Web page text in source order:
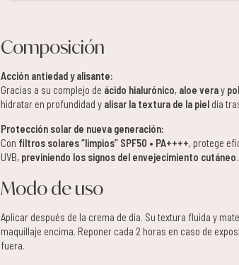
Composición
Acción antiedad y alisante:
Gracias a su complejo de ácido hialurónico, aloe veray
hidratar en profundidad y alisar la textura de la piel día
Protección solar de nueva generación:
Con filtros solares “limpios” SPF50 • PA++++, protege
UVB, previniendo los signos del envejecimiento cutáneo.
Modo de uso
Aplicar después de la crema de día. Su textura fluida y
maquillaje encima. Reponer cada 2 horas en caso de
fuera.